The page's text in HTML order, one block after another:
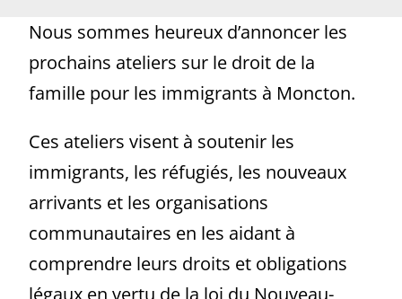
Nous sommes heureux d’annoncer les
prochains ateliers sur le droit de la
famille pour les immigrants à Moncton.
Ces ateliers visent à soutenir les
immigrants, les réfugiés, les nouveaux
arrivants et les organisations
communautaires en les aidant à
comprendre leurs droits et obligations